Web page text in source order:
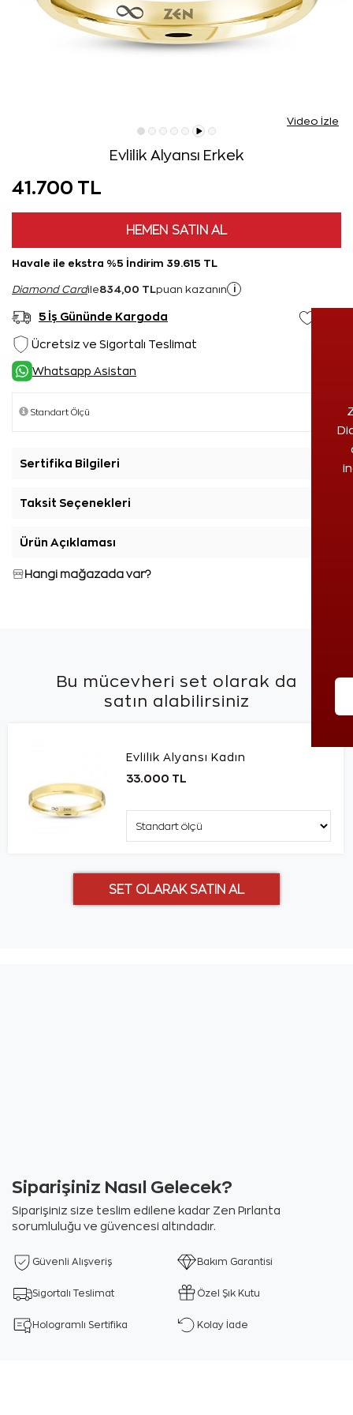
Video İzle
Evlilik Alyansı Erkek
41.700 TL
HEMEN SATIN AL
Havale ile ekstra %5 İndirim 39.615 TL
Diamond Cardile834,00 TL puan kazanın i
5 İş Gününde Kargoda
Ücretsiz ve Sigortalı Teslimat
Whatsapp Asistan
Sertifika Bilgileri
Taksit Seçenekleri
Ürün Açıklaması
Hangi mağazada var?
Bu mücevheri set olarak da
satın alabilirsiniz
Evlilik Alyansı Kadın
33.000 TL
Siparişiniz Nasıl Gelecek?
Siparişiniz size teslim edilene kadar Zen Pırlanta
sorumluluğu ve güvencesi altındadır.
Güvenli Alışveriş Bakım Garantisi
Sigortalı Teslimat Özel Şık Kutu
Hologramlı Sertifika Kolay İade